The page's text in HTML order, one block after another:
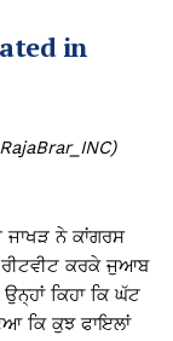
in
ਨੇ ਕਾਂਗਰਸ
ਰੀਟਵੀਟ ਕਰਕੇ ਜੁਆਬ
ਕਿਹਾ ਕਿ ਘੱਟ
ਕਿ ਕੁਝ ਫਾਇਲਾਂ